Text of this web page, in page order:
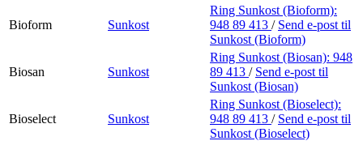
Bioform Sunkost
Ring Sunkost (Bioform):
948 89 413 / Send e-post til
Sunkost (Bioform)
Biosan Sunkost
Ring Sunkost (Biosan): 948
89 413 / Send e-post til
Sunkost (Biosan)
Bioselect Sunkost
Ring Sunkost (Bioselect):
948 89 413 / Send e-post til
Sunkost (Bioselect)